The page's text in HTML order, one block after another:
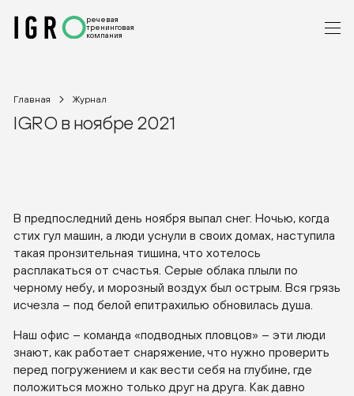
речевая
тренинговая
компания
Главная Журнал
IGRO в ноябре 2021
В предпоследний день ноября выпал снег. Ночью, когда
стих гул машин, а люди уснули в своих домах, наступила
такая пронзительная тишина, что хотелось
расплакаться от счастья. Серые облака плыли по
черному небу, и морозный воздух был острым. Вся грязь
исчезла – под белой епитрахилью обновилась душа.
Наш офис – команда «подводных пловцов» – эти люди
знают, как работает снаряжение, что нужно проверить
перед погружением и как вести себя на глубине, где
положиться можно только друг на друга. Как давно